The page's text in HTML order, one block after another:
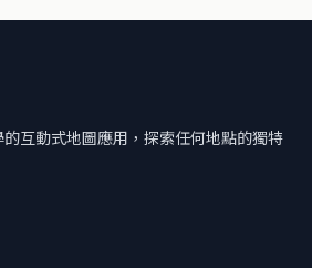
互動式地圖應用，探索任何地點的獨特